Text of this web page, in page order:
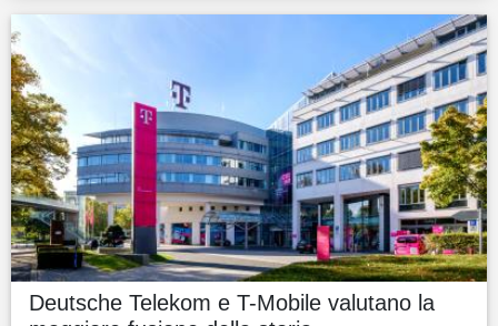
Deutsche Telekom e T-Mobile valutano la